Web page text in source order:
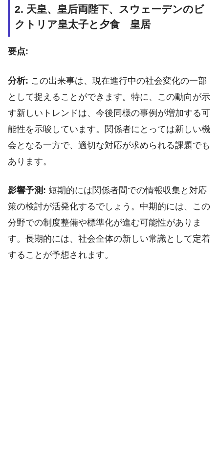
2. 天皇、皇后両陛下、スウェーデンのビ
クトリア皇太子と夕食 皇居
要点:
分析: この出来事は、現在進行中の社会変化の一部
として捉えることができます。特に、この動向が示
す新しいトレンドは、今後同様の事例が増加する可
能性を示唆しています。関係者にとっては新しい機
会となる一方で、適切な対応が求められる課題でも
あります。
影響予測: 短期的には関係者間での情報収集と対応
策の検討が活発化するでしょう。中期的には、この
分野での制度整備や標準化が進む可能性がありま
す。長期的には、社会全体の新しい常識として定着
することが予想されます。